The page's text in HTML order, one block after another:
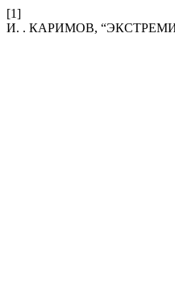
[1]
И. . КАРИМОВ,